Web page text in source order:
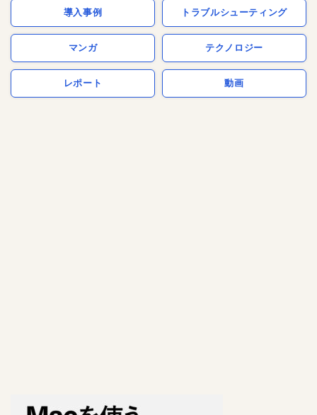
導入事例 トラブルシューティング
マンガ テクノロジー
レポート 動画